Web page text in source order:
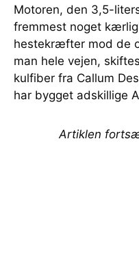
Motoren, den 3,5-
fremmest noget
hestekræfter mod de
man hele vejen,
kulfiber fra Callum
har bygget adskillige
Artiklen